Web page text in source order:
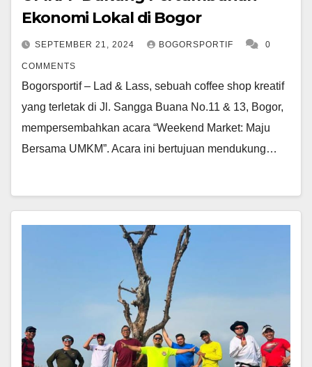
Ekonomi Lokal di Bogor
SEPTEMBER 21, 2024 BOGORSPORTIF 0
COMMENTS
Bogorsportif – Lad & Lass, sebuah coffee shop kreatif
yang terletak di Jl. Sangga Buana No.11 & 13, Bogor,
mempersembahkan acara “Weekend Market: Maju
Bersama UMKM”. Acara ini bertujuan mendukung…